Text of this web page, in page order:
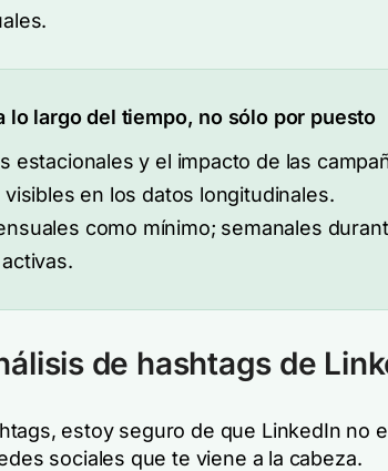
lo largo del tiempo, no sólo por puesto
estacionales y el impacto de las
en los datos longitudinales.
como mínimo; semanales
de hashtags de
estoy seguro de que LinkedIn no
sociales que te viene a la cabeza.